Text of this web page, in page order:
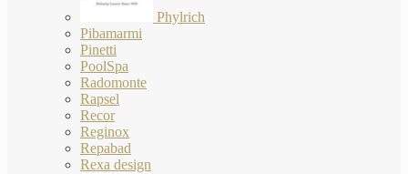
Phylrich
Pibamarmi
Pinetti
PoolSpa
Radomonte
Rapsel
Recor
Reginox
Repabad
Rexa design